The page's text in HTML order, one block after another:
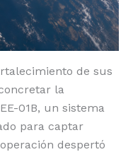
de sus
la
01B, un sistema
para captar
despertó